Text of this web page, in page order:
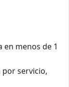
en menos de 1
por servicio,